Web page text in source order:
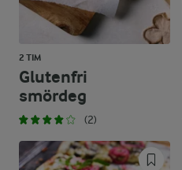
2 TIM
Glutenfri
smördeg
(2)